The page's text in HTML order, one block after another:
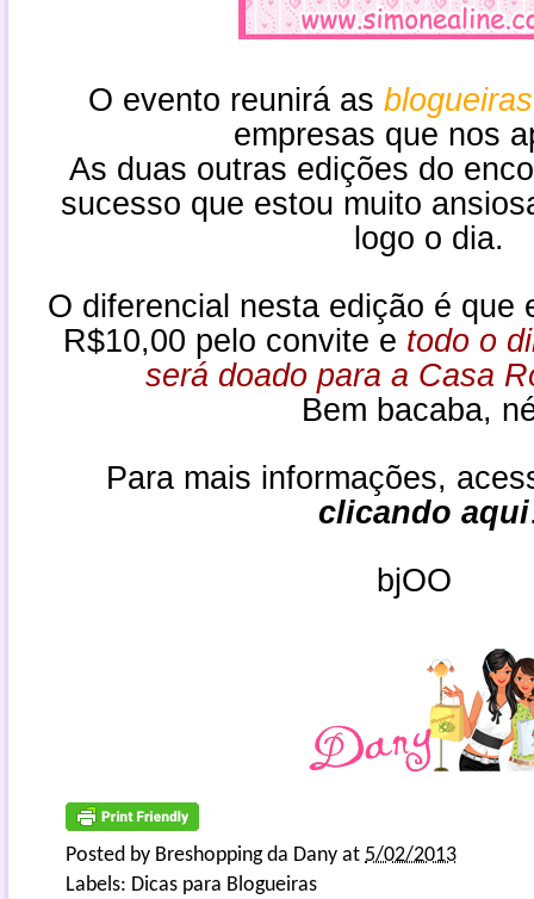
O evento reunirá as
empresas que nos
As duas outras edições do
sucesso que estou muito
logo o dia.
O diferencial nesta edição é que
R$10,00 pelo convite e todo o
será doado para a Casa
Bem bacaba,
Para mais informações,
clicando aqui
bjOO
Posted by Breshopping da Dany at 5/02/2013
Labels: Dicas para Blogueiras